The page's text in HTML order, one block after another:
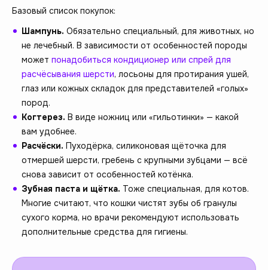
Базовый список покупок:
Шампунь. Обязательно специальный, для животных, но
не лечебный. В зависимости от особенностей породы
может понадобиться кондиционер или спрей для
расчёсывания шерсти, лосьоны для протирания ушей,
глаз или кожных складок для представителей «голых»
пород.
Когтерез. В виде ножниц или «гильотинки» — какой
вам удобнее.
Расчёски. Пуходёрка, силиконовая щёточка для
отмершей шерсти, гребень с крупными зубцами — всё
снова зависит от особенностей котёнка.
Зубная паста и щётка. Тоже специальная, для котов.
Многие считают, что кошки чистят зубы об гранулы
сухого корма, но врачи рекомендуют использовать
дополнительные средства для гигиены.